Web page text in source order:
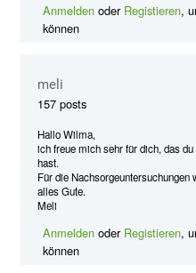
Anmelden oder Registieren,
können
meli
157 posts
Hallo Wilma,
ich freue mich sehr für dich, das
hast.
Für die
alles Gute.
Meli
Anmelden oder Registieren,
können